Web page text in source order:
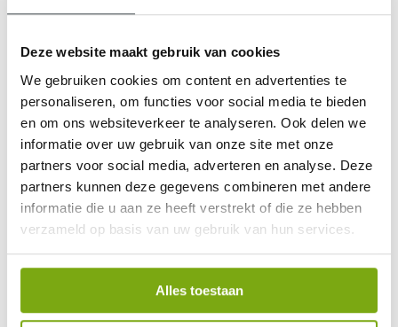
Deze website maakt gebruik van cookies
We gebruiken cookies om content en advertenties te
personaliseren, om functies voor social media te bieden
en om ons websiteverkeer te analyseren. Ook delen we
informatie over uw gebruik van onze site met onze
partners voor social media, adverteren en analyse. Deze
partners kunnen deze gegevens combineren met andere
informatie die u aan ze heeft verstrekt of die ze hebben
verzameld op basis van uw gebruik van hun services.
Alles toestaan
fit-scootmobiel-